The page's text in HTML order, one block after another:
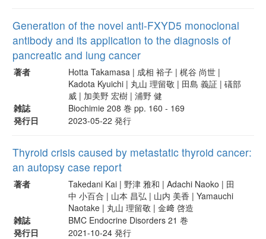
Generation of the novel anti-FXYD5 monoclonal
antibody and its application to the diagnosis of
pancreatic and lung cancer
著者
Hotta Takamasa | 成相 裕子 | 梶谷 尚世 |
Kadota Kyuichi | 丸山 理留敬 | 田島 義証 | 礒部
威 | 加美野 宏樹 | 浦野 健
雑誌
Biochimie 208 巻 pp. 160 - 169
発行日
2023-05-22 発行
Thyroid crisis caused by metastatic thyroid cancer:
an autopsy case report
著者
Takedani Kai | 野津 雅和 | Adachi Naoko | 田
中 小百合 | 山本 昌弘 | 山内 美香 | Yamauchi
Naotake | 丸山 理留敬 | 金﨑 啓造
雑誌
BMC Endocrine Disorders 21 巻
発行日
2021-10-24 発行